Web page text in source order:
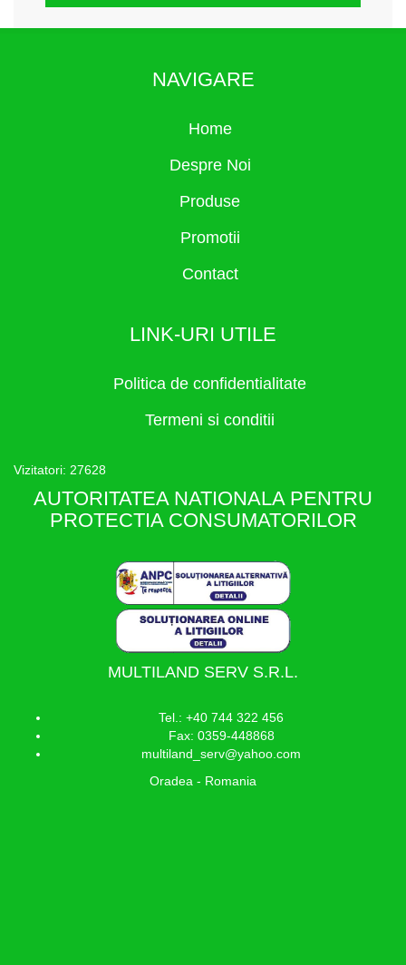
NAVIGARE
Home
Despre Noi
Produse
Promotii
Contact
LINK-URI UTILE
Politica de confidentialitate
Termeni si conditii
Vizitatori: 27628
AUTORITATEA NATIONALA PENTRU
PROTECTIA CONSUMATORILOR
MULTILAND SERV S.R.L.
Tel.: +40 744 322 456
Fax: 0359-448868
multiland_serv@yahoo.com
Oradea - Romania